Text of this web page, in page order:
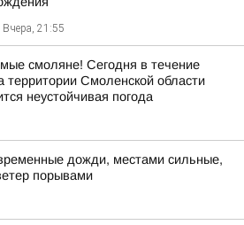
Вчера, 21:55
смоляне! Сегодня в течение
территории Смоленской области
неустойчивая погода
дожди, местами сильные,
порывами